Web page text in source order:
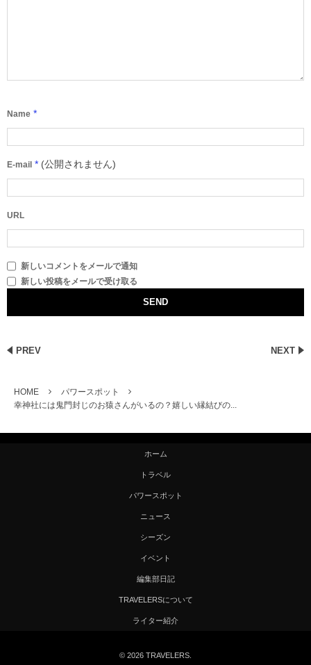
Name *
E-mail * (公開されません)
URL
新しいコメントをメールで通知
新しい投稿をメールで受け取る
PREV NEXT
HOME
パワースポット
幸神社には鬼門封じのお猿さんがいるの？嬉しい縁結びの...
ホーム
トラベル
パワースポット
ニュース
シーズン
イベント
編集部日記
TRAVELERSについて
ライター紹介
© 2026 TRAVELERS